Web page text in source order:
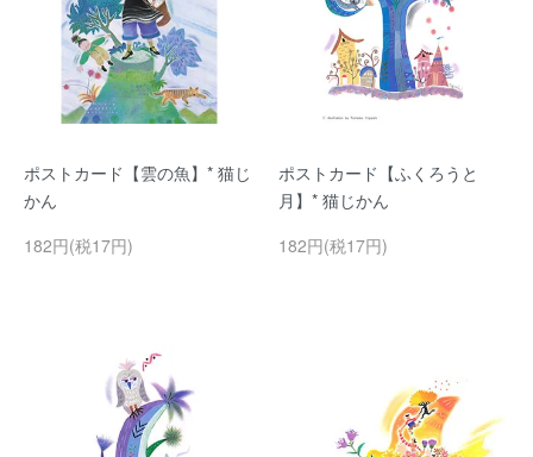
ポストカード【雲の魚】* 猫じ
かん
182円(税17円)
ポストカード【ふくろうと
月】* 猫じかん
182円(税17円)